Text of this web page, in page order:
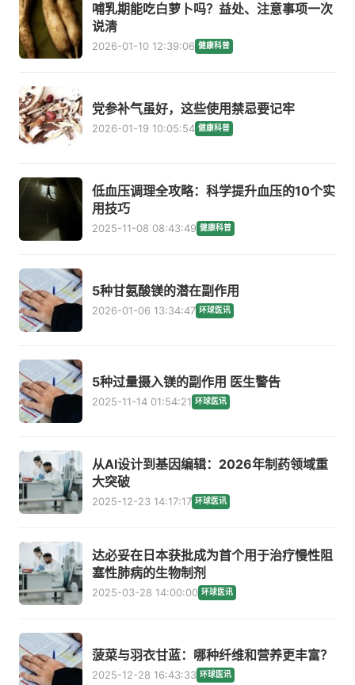
哺乳期能吃白萝卜吗？益处、注意事项一次
说清
2026-01-10 12:39:06 健康科普
党参补气虽好，这些使用禁忌要记牢
2026-01-19 10:05:54 健康科普
低血压调理全攻略：科学提升血压的10个实
用技巧
2025-11-08 08:43:49 健康科普
5种甘氨酸镁的潜在副作用
2026-01-06 13:34:47 环球医讯
5种过量摄入镁的副作用 医生警告
2025-11-14 01:54:21 环球医讯
从AI设计到基因编辑：2026年制药领域重
大突破
2025-12-23 14:17:17 环球医讯
达必妥在日本获批成为首个用于治疗慢性阻
塞性肺病的生物制剂
2025-03-28 14:00:00 环球医讯
菠菜与羽衣甘蓝：哪种纤维和营养更丰富？
2025-12-28 16:43:33 环球医讯